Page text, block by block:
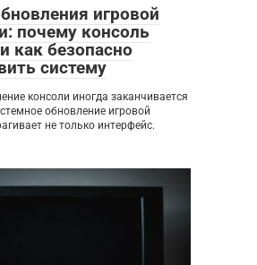
игровой
почему консоль
как безопасно
систему
консоли иногда заканчивается
обновление игровой
не только интерфейс.